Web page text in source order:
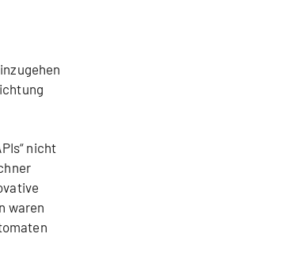
nicht
waren